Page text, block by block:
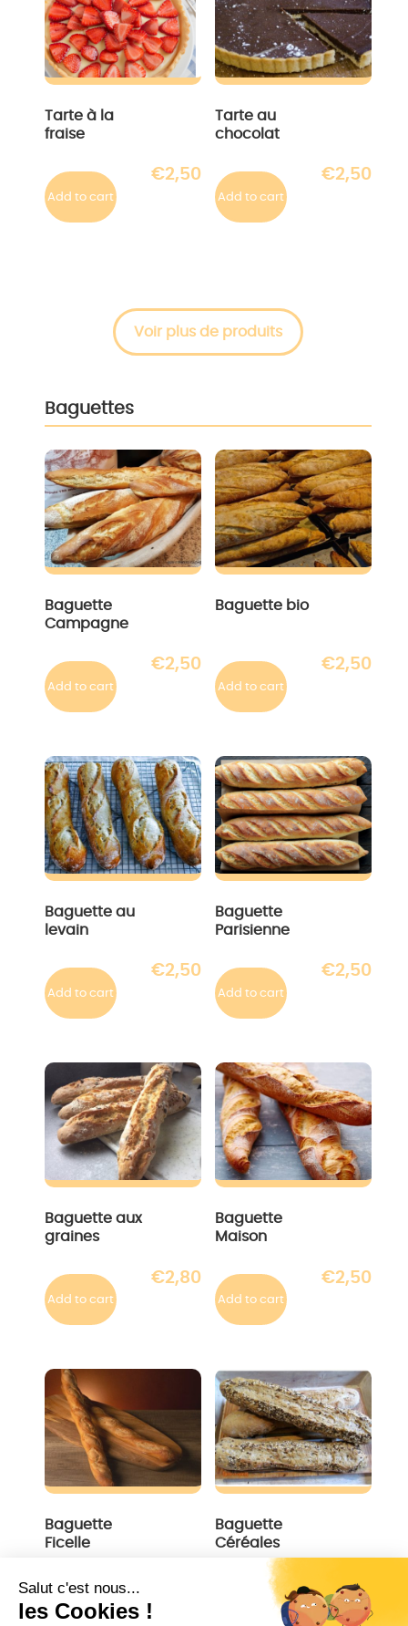
Tarte à la
fraise
€2,50
Add to cart
Tarte au
chocolat
€2,50
Add to cart
Voir plus de produits
Baguettes
Baguette
Campagne
€2,50
Add to cart
Baguette bio
€2,50
Add to cart
Baguette au
levain
€2,50
Add to cart
Baguette
Parisienne
€2,50
Add to cart
Baguette aux
graines
€2,80
Add to cart
Baguette
Maison
€2,50
Add to cart
Baguette
Ficelle
Add to cart
Baguette
Céréales
2,30
Add to cart